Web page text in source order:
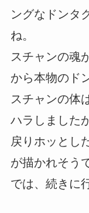
ングなドンタ
ね。
スチャンの魂
から本物のド
スチャンの体
ハラしました
戻りホッとし
が描かれそう
では、続きに